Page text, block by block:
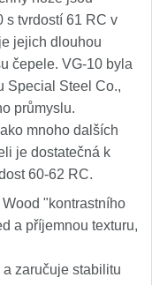
s tvrdostí 61 RC v
jejich dlouhou
čepele. VG-10 byla
Special Steel Co.,
průmyslu.
mnoho dalších
je dostatečná k
60-62 RC.
"kontrastního
a příjemnou texturu,
zaručuje stabilitu